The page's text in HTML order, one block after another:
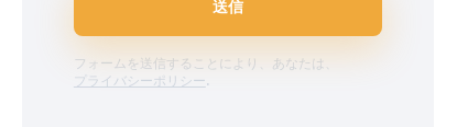
送信
フォームを送信することにより、あなたは、
プライバシーポリシー.